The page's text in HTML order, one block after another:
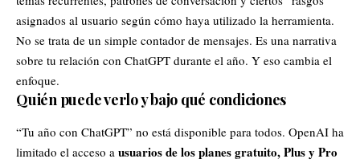
asignados al usuario según cómo haya utilizado la herramienta.
No se trata de un simple contador de mensajes. Es una narrativa
sobre tu relación con ChatGPT durante el año. Y eso cambia el
enfoque.
Quién puede verlo y bajo qué condiciones
“Tu año con ChatGPT” no está disponible para todos. OpenAI ha
limitado el acceso a usuarios de los planes gratuito, Plus y Pro